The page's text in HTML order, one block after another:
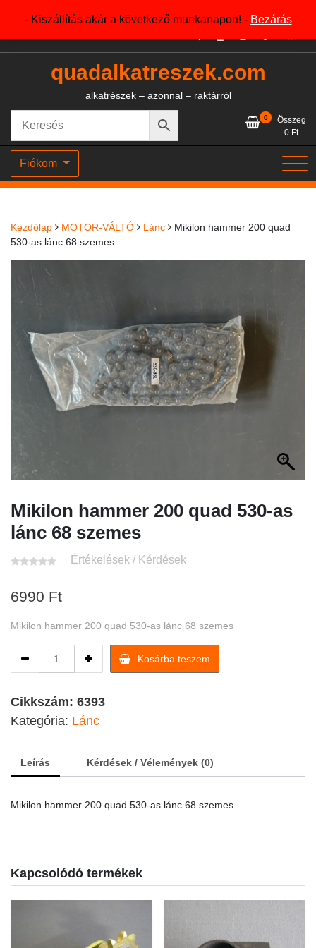
- Kiszállítás akár a következő munkanapon! - Bezárás
+36204327386
quadalkatreszek.com
alkatrészek – azonnal – raktárról
0
Összeg
0 Ft
Fiókom
Kezdőlap MOTOR-VÁLTÓ Lánc
Mikilon hammer 200 quad
530-as lánc 68 szemes
Mikilon hammer 200 quad 530-as
lánc 68 szemes
Értékelések / Kérdések
6990 Ft
Mikilon hammer 200 quad 530-as lánc 68 szemes
hammer
quad
as
szemes
Kosárba teszem
Cikkszám: 6393
Kategória: Lánc
Leírás Kérdések / Vélemények (0)
Mikilon hammer 200 quad 530-as lánc 68 szemes
Kapcsolódó termékek